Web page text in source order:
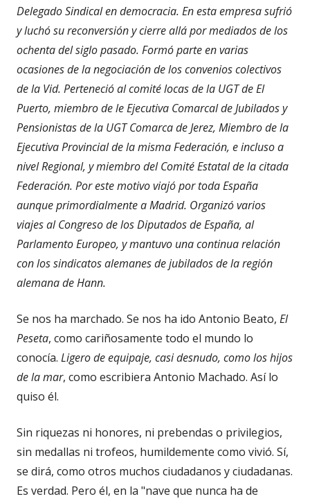
Delegado Sindical en democracia. En esta empresa sufrió
y luchó su reconversión y cierre allá por mediados de los
ochenta del siglo pasado. Formó parte en varias
ocasiones de la negociación de los convenios colectivos
de la Vid. Perteneció al comité locas de la UGT de El
Puerto, miembro de le Ejecutiva Comarcal de Jubilados y
Pensionistas de la UGT Comarca de Jerez, Miembro de la
Ejecutiva Provincial de la misma Federación, e incluso a
nivel Regional, y miembro del Comité Estatal de la citada
Federación. Por este motivo viajó por toda España
aunque primordialmente a Madrid. Organizó varios
viajes al Congreso de los Diputados de España, al
Parlamento Europeo, y mantuvo una continua relación
con los sindicatos alemanes de jubilados de la región
alemana de Hann.
Se nos ha marchado. Se nos ha ido Antonio Beato, El
Peseta, como cariñosamente todo el mundo lo
conocía. Ligero de equipaje, casi desnudo, como los hijos
de la mar, como escribiera Antonio Machado. Así lo
quiso él.
Sin riquezas ni honores, ni prebendas o privilegios,
sin medallas ni trofeos, humildemente como vivió. Sí,
se dirá, como otros muchos ciudadanos y ciudadanas.
Es verdad. Pero él, en la "nave que nunca ha de